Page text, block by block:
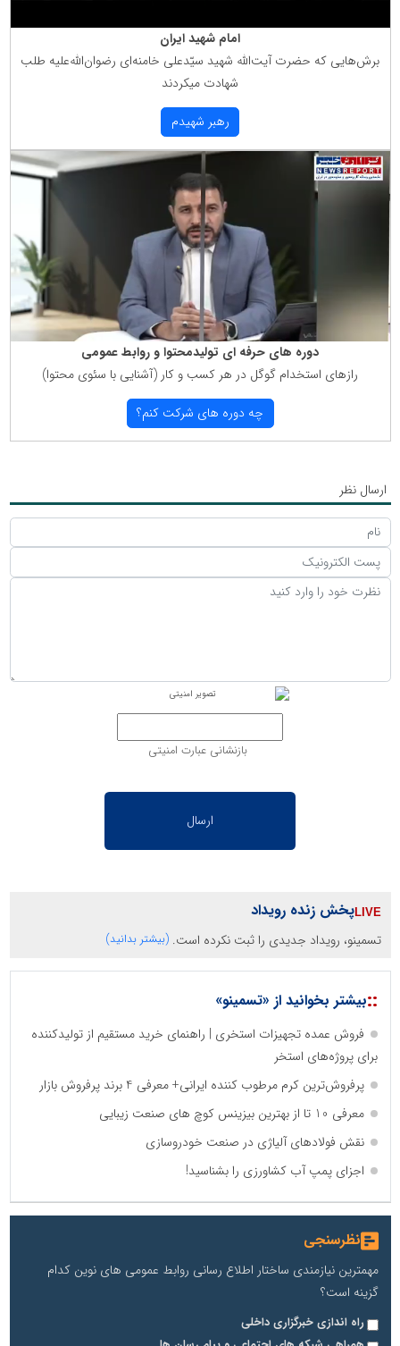
امام شهید ایران
برش‌هایی كه حضرت آیت‌الله شهید سیّدعلی خامنه‌ای رضوان‌الله‌علیه طلب
شهادت میكردند
رهبر شهیدم
دوره های حرفه ای تولیدمحتوا و روابط عمومی
رازهای استخدام گوگل در هر كسب و كار (آشنایی با سئوی محتوا)
چه دوره های شركت كنم؟
ارسال نظر
بازنشانی عبارت امنیتی
پخش زنده رویداد
تسمینو، رویداد جدیدی را ثبت نکرده است. (بیشتر بدانید)
::بیشتر بخوانید از «تسمینو»
فروش عمده تجهیزات استخری | راهنمای خرید مستقیم از تولیدکننده
برای پروژه‌های استخر
پرفروش‌ترین کرم مرطوب کننده ایرانی+ معرفی 4 برند پرفروش بازار
معرفی 10 تا از بهترین بیزینس کوچ های صنعت زیبایی
نقش فولادهای آلیاژی در صنعت خودروسازی
اجزای پمپ آب کشاورزی را بشناسید!
نظرسنجی
مهمترین نیازمندی ساختار اطلاع رسانی روابط عمومی های نوین کدام
گزینه است؟
راه اندازی خبرگزاری داخلی